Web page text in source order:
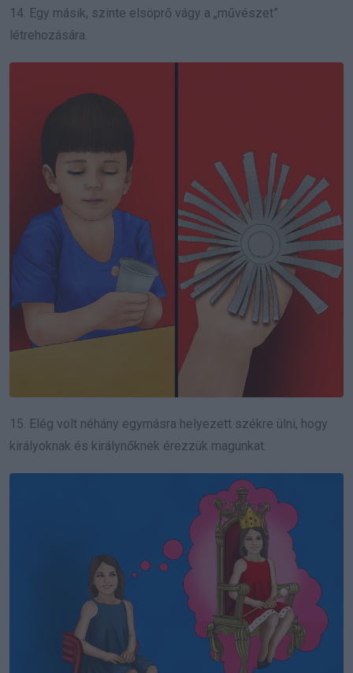
14. Egy másik, szinte elsöprő vágy a „művészet”
létrehozására.
15. Elég volt néhány egymásra helyezett székre ülni, hogy
királyoknak és királynőknek érezzük magunkat.